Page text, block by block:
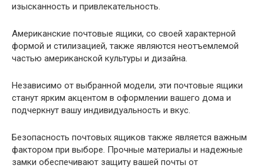
изысканность и привлекательность.
Американские почтовые ящики, со своей характерной
формой и стилизацией, также являются неотъемлемой
частью американской культуры и дизайна.
Независимо от выбранной модели, эти почтовые ящики
станут ярким акцентом в оформлении вашего дома и
подчеркнут вашу индивидуальность и вкус.
Безопасность почтовых ящиков также является важным
фактором при выборе. Прочные материалы и надежные
замки обеспечивают защиту вашей почты от